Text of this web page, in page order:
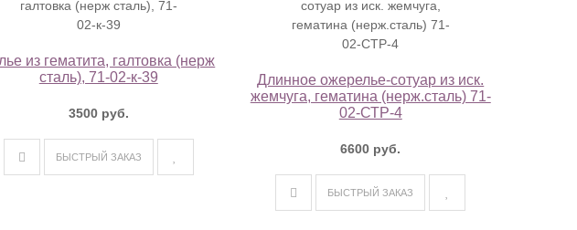
из гематита, галтовка (нерж
сталь), 71-02-к-39
3500 руб.
БЫСТРЫЙ ЗАКАЗ
Длинное ожерелье-сотуар из иск.
жемчуга, гематина (нерж.сталь) 71-
02-СТР-4
6600 руб.
БЫСТРЫЙ ЗАКАЗ